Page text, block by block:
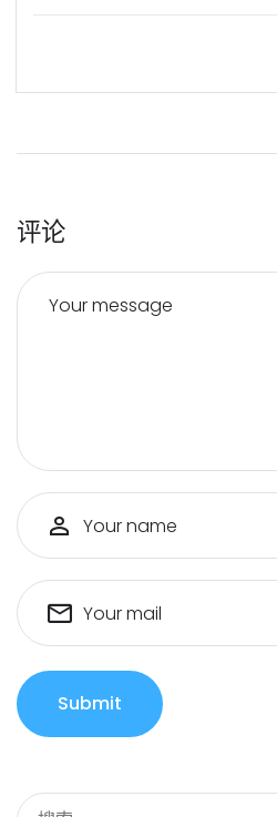
评论
Your message
Your name
Your mail
Submit